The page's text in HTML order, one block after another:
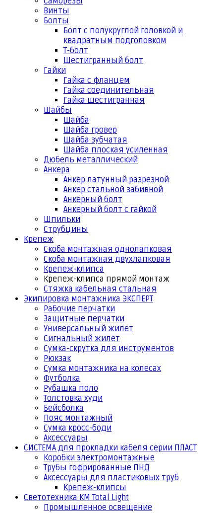
Винты
Болты
Болт с полукруглой головкой и
квадратным подголовком
Т-болт
Шестигранный болт
Гайки
Гайка с фланцем
Гайка соединительная
Гайка шестигранная
Шайбы
Шайба
Шайба гровер
Шайба зубчатая
Шайба плоская усиленная
Дюбель металлический
Анкера
Анкер латунный разрезной
Анкер стальной забивной
Анкерный болт
Анкерный болт с гайкой
Шпильки
Струбцины
Крепеж
Скоба монтажная однолапковая
Скоба монтажная двухлапковая
Крепеж-клипса
Крепеж-клипса прямой монтаж
Стяжка кабельная стальная
Экипировка монтажника ЭКСПЕРТ
Рабочие перчатки
Защитные перчатки
Универсальный жилет
Сигнальный жилет
Сумка-скрутка для инструментов
Рюкзак
Сумка монтажника на колесах
Футболка
Рубашка поло
Толстовка худи
Бейсболка
Пояс монтажный
Сумка кросс-боди
Аксессуары
СИСТЕМА для прокладки кабеля серии ПЛАСТ
Коробки электромонтажные
Трубы гофрированные ПНД
Аксессуары для пластиковых труб
Крепеж-клипсы
Светотехника КМ Total Light
Промышленное освещение